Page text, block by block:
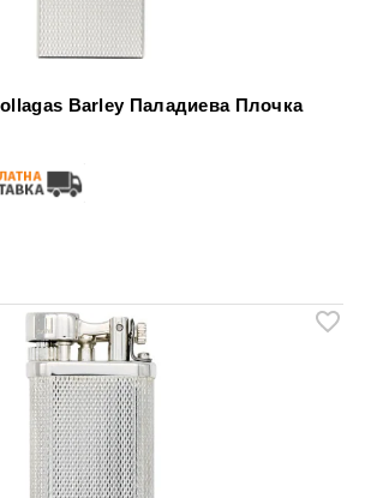
Barley Паладиева Плочка